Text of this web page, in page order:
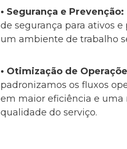
• Segurança e Prevenção:
de segurança para ativos e
um ambiente de trabalho
• Otimização de
padronizamos os fluxos
em maior eficiência e uma
qualidade do serviço.